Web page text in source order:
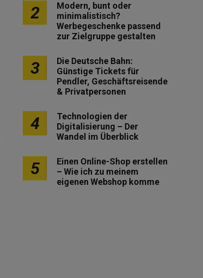
2
Modern, bunt oder
minimalistisch?
Werbegeschenke passend
zur Zielgruppe gestalten
3
Die Deutsche Bahn:
Günstige Tickets für
Pendler, Geschäftsreisende
& Privatpersonen
4
Technologien der
Digitalisierung – Der
Wandel im Überblick
5
Einen Online-Shop erstellen
– Wie ich zu meinem
eigenen Webshop komme